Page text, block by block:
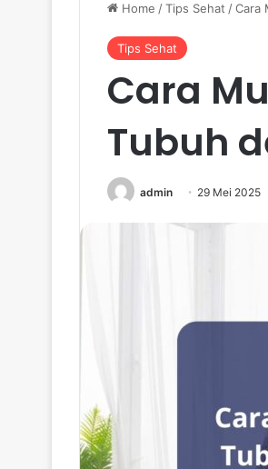
Home /Tips Sehat /Cara
Tips Sehat
Cara
Tubuh
admin 29 Mei 2025